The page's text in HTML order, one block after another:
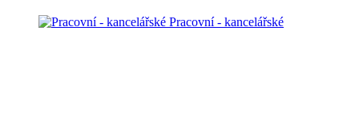
Pracovní - kancelářské